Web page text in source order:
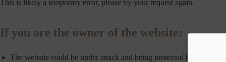
This is likely a temporary error, please try your request again.
If you are the owner of the website:
The website could be under attack and being protected by a throtle